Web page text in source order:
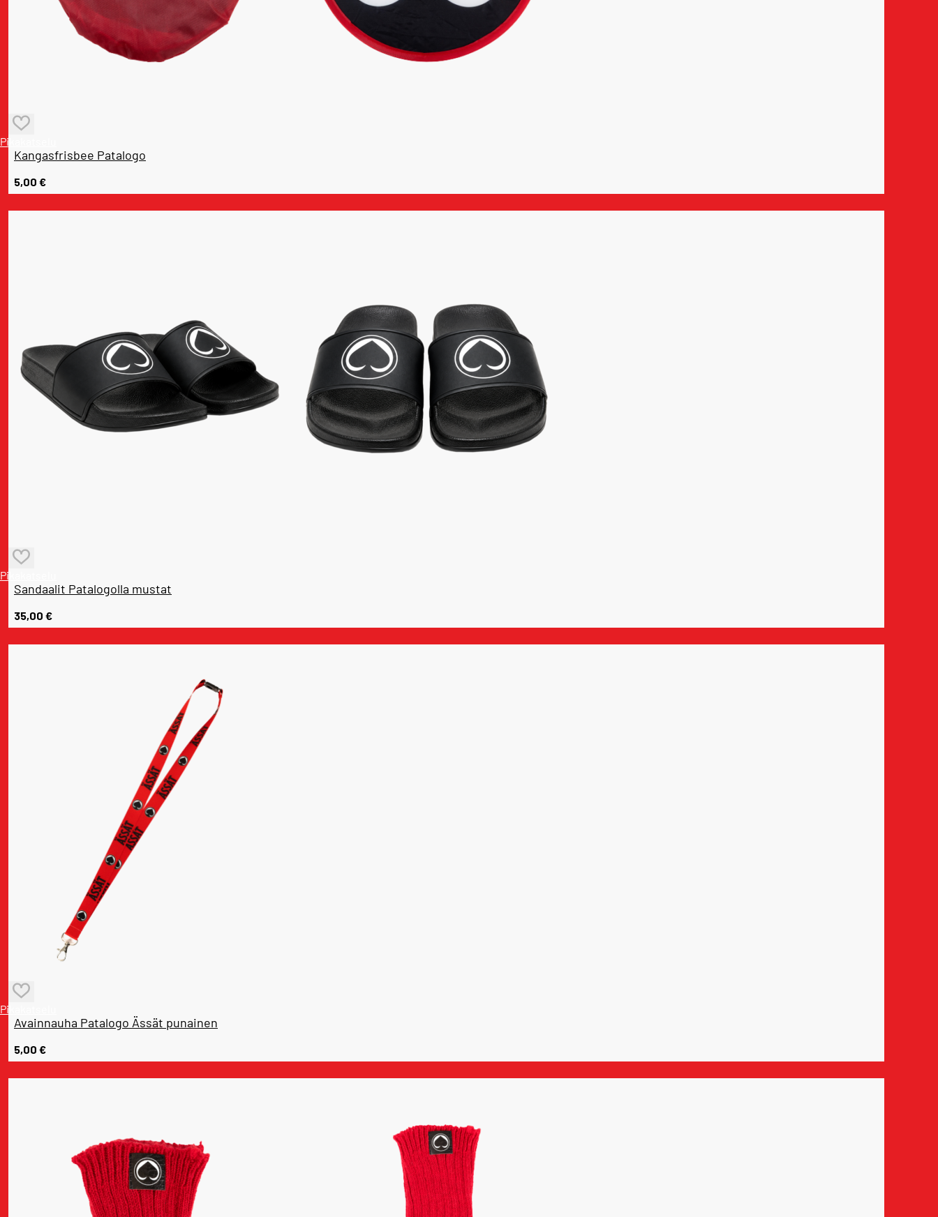
Pikakatselu
Kangasfrisbee Patalogo
5,00 €
Pikakatselu
Sandaalit Patalogolla mustat
35,00 €
Pikakatselu
Avainnauha Patalogo Ässät punainen
5,00 €